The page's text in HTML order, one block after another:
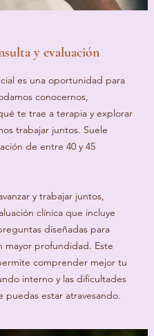
y evaluación
es una oportunidad para
conocernos,
te trae a terapia y explorar
trabajar juntos. Suele
de entre 40 y 45
y trabajar juntos,
clínica que incluye
diseñadas para
mayor profundidad. Este
comprender mejor tu
interno y las dificultades
puedas estar atravesando.